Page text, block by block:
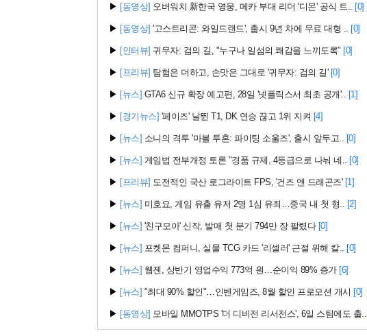
▶ [동영상] 오버워치 新한국 영웅, 메카 부대 리더 '디몬' 공식 트.. [0]
▶ [동영상] '고스트리콘: 와일드랜드', 출시 9년 차에 무료 대형 .. [0]
▶ [인터뷰] 귀무자: 검의 길, "누구나 일섬의 쾌감을 느끼도록" [0]
▶ [프리뷰] 탐험은 더하고, 손맛은 그대로 '귀무자: 검의 길' [0]
▶ [뉴스] GTA6 신규 확장 예고편, 28일 '넷플릭스서 최초 공개'.. [1]
▶ [경기뉴스] '페이즈' 날뛴 T1, DK 연승 끊고 1위 지켜 [4]
▶ [뉴스] 소니의 격투 '마블 투혼: 파이팅 소울즈', 출시 앞두고.. [0]
▶ [뉴스] 게임법 전부개정 토론 "경품 규제, 4등급으로 나눠 네.. [0]
▶ [프리뷰] 도전적인 국산 로그라이트 FPS, '건즈 앤 드래곤즈' [1]
▶ [뉴스] 미호요, 게임 유출 유저 2명 1심 유죄…중국 내 첫 형.. [2]
▶ [뉴스] '친구모아' 신작, 발매 첫 분기 794만 장 팔렸다 [0]
▶ [뉴스] 포켓몬 컴퍼니, 실물 TCG 카드 '리셀러' 근절 위해 칼.. [0]
▶ [뉴스] 웹젠, 상반기 영업수익 773억 원…순이익 89% 증가 [6]
▶ [뉴스] "최대 90% 할인"…인벤게임즈, 8월 할인 프로모션 개시 [0]
▶ [동영상] 모바일 MMOTPS '더 디비전 리서전스', 6일 스팀에도 출..